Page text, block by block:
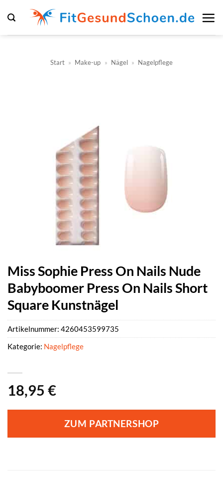
Inhalt
springen
Start » Make-up » Nägel » Nagelpflege
Miss Sophie Press On Nails Nude
Babyboomer Press On Nails Short
Square Kunstnägel
18,95 €
ZUM PARTNERSHOP
Artikelnummer: 4260453599735
Kategorie: Nagelpflege